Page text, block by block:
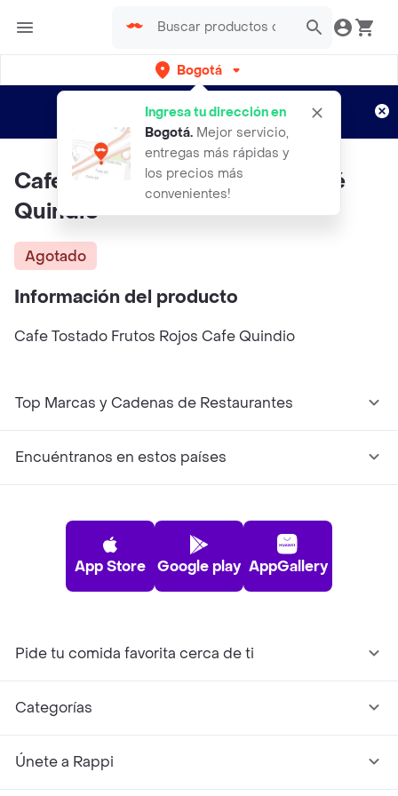
Bogotá
Ingresa tu dirección en
Bogotá. Mejor servicio,
entregas más rápidas y
los precios más
convenientes!
envíos gratis por semanas
Aplican TyC
Cafe Tostado Frutos Rojos Café
Quindio
Agotado
Información del producto
Cafe Tostado Frutos Rojos Cafe Quindio
Top Marcas y Cadenas de Restaurantes
Encuéntranos en estos países
App Store Google play AppGallery
Pide tu comida favorita cerca de ti
Categorías
Únete a Rappi